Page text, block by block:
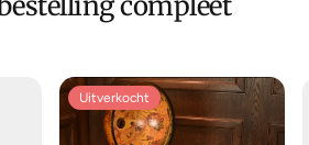
Uitverkocht